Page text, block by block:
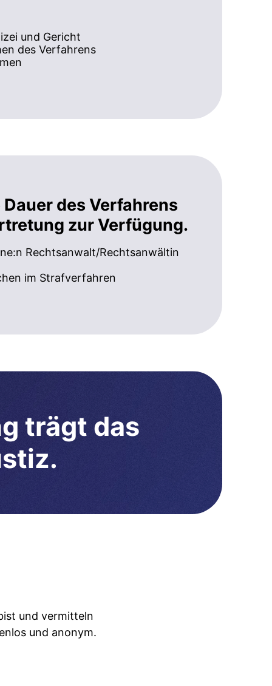
und Gericht
des Verfahrens
des Verfahrens
zur Verfügung.
Rechtsanwalt/Rechtsanwältin
im Strafverfahren
trägt das
und vermitteln
und anonym.